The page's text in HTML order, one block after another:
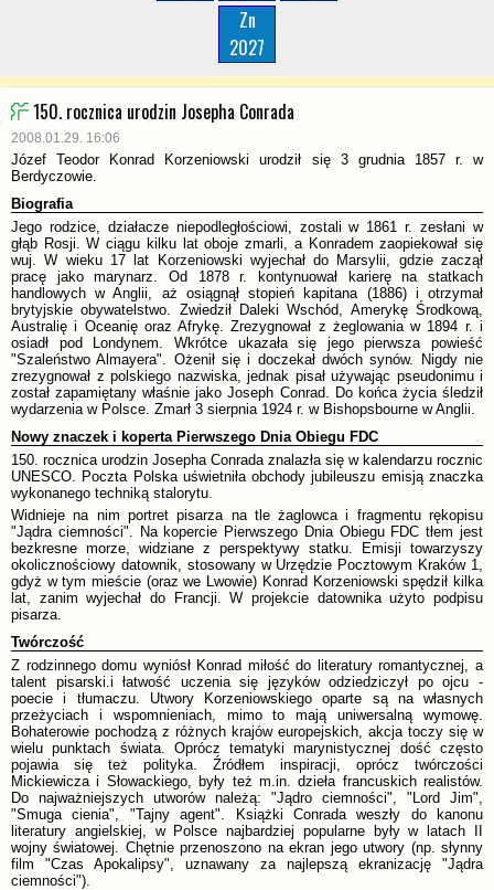
Zn
2027
150. rocznica urodzin Josepha Conrada
2008.01.29. 16:06
Józef Teodor Konrad Korzeniowski urodził się 3 grudnia 1857 r. w
Berdyczowie.
Biografia
Jego rodzice, działacze niepodległościowi, zostali w 1861 r. zesłani w
głąb Rosji. W ciągu kilku lat oboje zmarli, a Konradem zaopiekował się
wuj. W wieku 17 lat Korzeniowski wyjechał do Marsylii, gdzie zaczął
pracę jako marynarz. Od 1878 r. kontynuował karierę na statkach
handlowych w Anglii, aż osiągnął stopień kapitana (1886) i otrzymał
brytyjskie obywatelstwo. Zwiedził Daleki Wschód, Amerykę Środkową,
Australię i Oceanię oraz Afrykę. Zrezygnował z żeglowania w 1894 r. i
osiadł pod Londynem. Wkrótce ukazała się jego pierwsza powieść
"Szaleństwo Almayera". Ożenił się i doczekał dwóch synów. Nigdy nie
zrezygnował z polskiego nazwiska, jednak pisał używając pseudonimu i
został zapamiętany właśnie jako Joseph Conrad. Do końca życia śledził
wydarzenia w Polsce. Zmarł 3 sierpnia 1924 r. w Bishopsbourne w Anglii.
Nowy znaczek i koperta Pierwszego Dnia Obiegu FDC
150. rocznica urodzin Josepha Conrada znalazła się w kalendarzu rocznic
UNESCO. Poczta Polska uświetniła obchody jubileuszu emisją znaczka
wykonanego techniką stalorytu.
Widnieje na nim portret pisarza na tle żaglowca i fragmentu rękopisu
"Jądra ciemności". Na kopercie Pierwszego Dnia Obiegu FDC tłem jest
bezkresne morze, widziane z perspektywy statku. Emisji towarzyszy
okolicznościowy datownik, stosowany w Urzędzie Pocztowym Kraków 1,
gdyż w tym mieście (oraz we Lwowie) Konrad Korzeniowski spędził kilka
lat, zanim wyjechał do Francji. W projekcie datownika użyto podpisu
pisarza.
Twórczość
Z rodzinnego domu wyniósł Konrad miłość do literatury romantycznej, a
talent pisarski.i łatwość uczenia się języków odziedziczył po ojcu -
poecie i tłumaczu. Utwory Korzeniowskiego oparte są na własnych
przeżyciach i wspomnieniach, mimo to mają uniwersalną wymowę.
Bohaterowie pochodzą z różnych krajów europejskich, akcja toczy się w
wielu punktach świata. Oprócz tematyki marynistycznej dość często
pojawia się też polityka. Źródłem inspiracji, oprócz twórczości
Mickiewicza i Słowackiego, były też m.in. dzieła francuskich realistów.
Do najważniejszych utworów należą: "Jądro ciemności", "Lord Jim",
"Smuga cienia", "Tajny agent". Książki Conrada weszły do kanonu
literatury angielskiej, w Polsce najbardziej popularne były w latach II
wojny światowej. Chętnie przenoszono na ekran jego utwory (np. słynny
film "Czas Apokalipsy", uznawany za najlepszą ekranizację "Jądra
ciemności").